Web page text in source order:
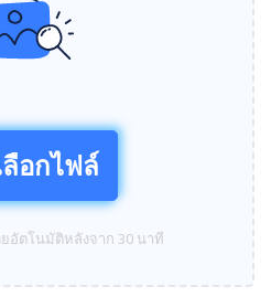
ลือกไฟล์
อัตโนมัติหลังจาก 30 นาที